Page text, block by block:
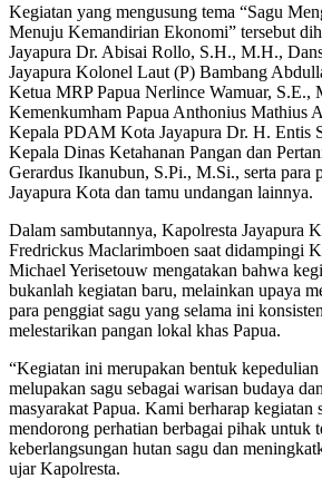
Kegiatan yang mengusung tema “Sagu
Menuju Kemandirian Ekonomi” tersebut
Jayapura Dr. Abisai Rollo, S.H., M.H.,
Jayapura Kolonel Laut (P) Bambang
Ketua MRP Papua Nerlince Wamuar,
Kemenkumham Papua Anthonius Mathius
Kepala PDAM Kota Jayapura Dr. H. Entis
Kepala Dinas Ketahanan Pangan dan
Gerardus Ikanubun, S.Pi., M.Si., serta para
Jayapura Kota dan tamu undangan lainnya.
Dalam sambutannya, Kapolresta Jayapura
Fredrickus Maclarimboen saat didampingi
Michael Yerisetouw mengatakan bahwa
bukanlah kegiatan baru, melainkan upaya
para penggiat sagu yang selama ini
melestarikan pangan lokal khas Papua.
“Kegiatan ini merupakan bentuk
melupakan sagu sebagai warisan budaya
masyarakat Papua. Kami berharap kegiatan
mendorong perhatian berbagai pihak untuk
keberlangsungan hutan sagu dan
ujar Kapolresta.